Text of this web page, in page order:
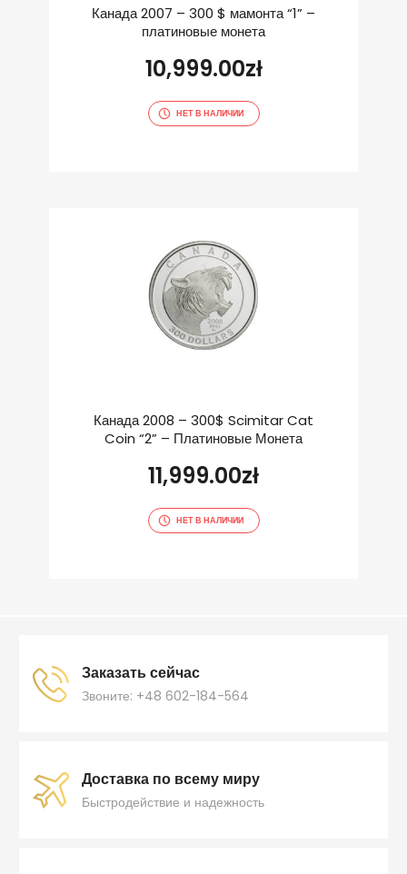
Канада 2007 – 300 $ мамонта “1” –
платиновые монета
10,999.00zł
НЕТ В НАЛИЧИИ
Канада 2008 – 300$ Scimitar Cat
Coin “2” – Платиновые Монета
11,999.00zł
НЕТ В НАЛИЧИИ
Заказать сейчас
Звоните: +48 602-184-564
Доставка по всему миру
Быстродействие и надежность